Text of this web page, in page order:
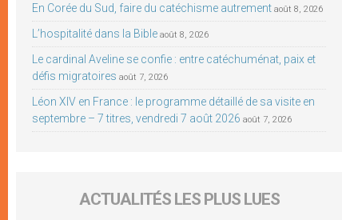
En Corée du Sud, faire du catéchisme autrement août 8, 2026
L’hospitalité dans la Bible août 8, 2026
Le cardinal Aveline se confie : entre catéchuménat, paix et
défis migratoires août 7, 2026
Léon XIV en France : le programme détaillé de sa visite en
septembre – 7 titres, vendredi 7 août 2026 août 7, 2026
ACTUALITÉS LES PLUS LUES